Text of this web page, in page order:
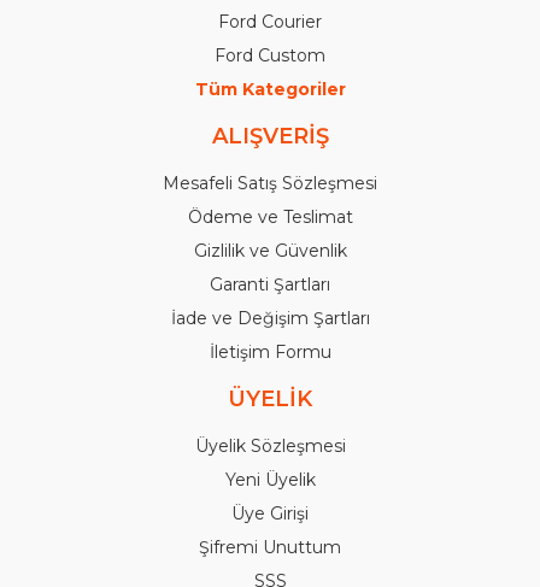
Ford Courier
Ford Custom
Tüm Kategoriler
ALIŞVERİŞ
Mesafeli Satış Sözleşmesi
Ödeme ve Teslimat
Gizlilik ve Güvenlik
Garanti Şartları
İade ve Değişim Şartları
İletişim Formu
ÜYELİK
Üyelik Sözleşmesi
Yeni Üyelik
Üye Girişi
Şifremi Unuttum
SSS